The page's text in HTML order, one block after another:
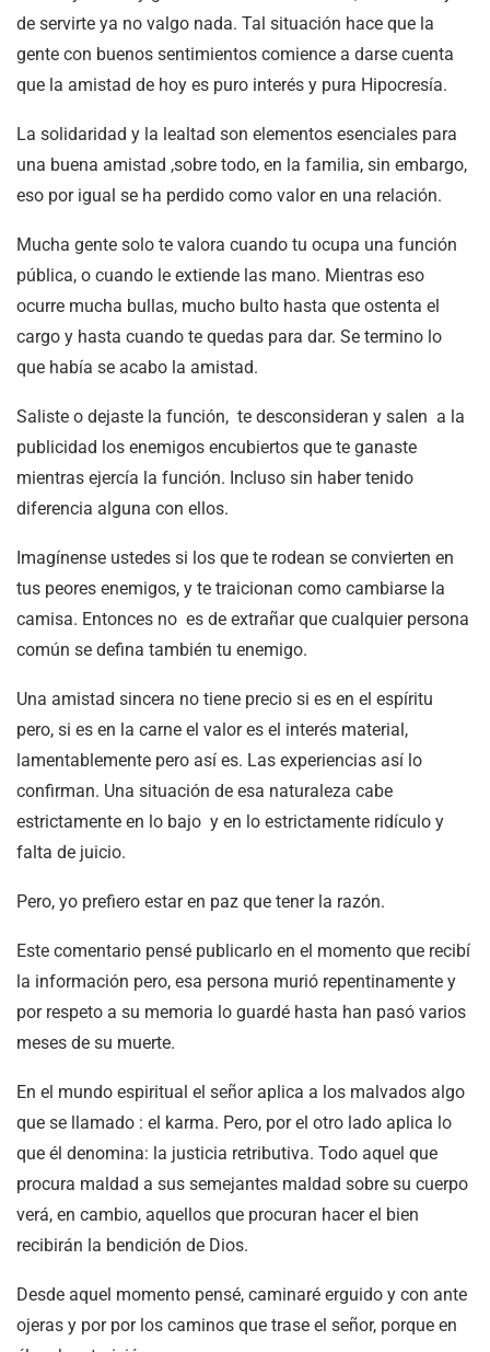
de servirte ya no valgo nada. Tal situación hace que la
gente con buenos sentimientos comience a darse cuenta
que la amistad de hoy es puro interés y pura Hipocresía.
La solidaridad y la lealtad son elementos esenciales para
una buena amistad ,sobre todo, en la familia, sin embargo,
eso por igual se ha perdido como valor en una relación.
Mucha gente solo te valora cuando tu ocupa una función
pública, o cuando le extiende las mano. Mientras eso
ocurre mucha bullas, mucho bulto hasta que ostenta el
cargo y hasta cuando te quedas para dar. Se termino lo
que había se acabo la amistad.
Saliste o dejaste la función, te desconsideran y salen a la
publicidad los enemigos encubiertos que te ganaste
mientras ejercía la función. Incluso sin haber tenido
diferencia alguna con ellos.
Imagínense ustedes si los que te rodean se convierten en
tus peores enemigos, y te traicionan como cambiarse la
camisa. Entonces no es de extrañar que cualquier persona
común se defina también tu enemigo.
Una amistad sincera no tiene precio si es en el espíritu
pero, si es en la carne el valor es el interés material,
lamentablemente pero así es. Las experiencias así lo
confirman. Una situación de esa naturaleza cabe
estrictamente en lo bajo y en lo estrictamente ridículo y
falta de juicio.
Pero, yo prefiero estar en paz que tener la razón.
Este comentario pensé publicarlo en el momento que recibí
la información pero, esa persona murió repentinamente y
por respeto a su memoria lo guardé hasta han pasó varios
meses de su muerte.
En el mundo espiritual el señor aplica a los malvados algo
que se llamado : el karma. Pero, por el otro lado aplica lo
que él denomina: la justicia retributiva. Todo aquel que
procura maldad a sus semejantes maldad sobre su cuerpo
verá, en cambio, aquellos que procuran hacer el bien
recibirán la bendición de Dios.
Desde aquel momento pensé, caminaré erguido y con ante
ojeras y por por los caminos que trase el señor, porque en